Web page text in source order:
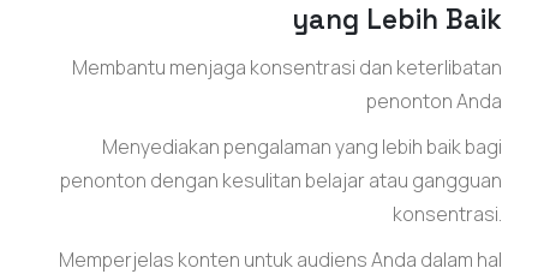
yang Lebih Baik
Membantu menjaga konsentrasi dan keterlibatan
penonton Anda
Menyediakan pengalaman yang lebih baik bagi
penonton dengan kesulitan belajar atau gangguan
konsentrasi.
Memperjelas konten untuk audiens Anda dalam hal